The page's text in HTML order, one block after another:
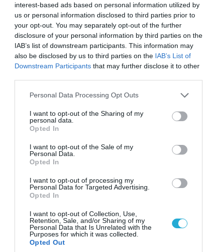
interest-based ads based on personal information utilized by
us or personal information disclosed to third parties prior to
your opt-out. You may separately opt-out of the further
disclosure of your personal information by third parties on the
IAB’s list of downstream participants. This information may
also be disclosed by us to third parties on the IAB’s List of
Downstream Participants that may further disclose it to other
Please note that this website/app uses one or more Google
not limited to your visit or usage behaviour. You may click to
grant or deny consent to Google and its third-party tags to
use your data for below specified purposes in below Google
consent section.
Personal Data Processing Opt Outs
I want to opt-out of the Sharing of my
personal data.
Opted In
I want to opt-out of the Sale of my
Personal Data.
Opted In
I want to opt-out of processing my
Personal Data for Targeted Advertising.
Opted In
I want to opt-out of Collection, Use,
Retention, Sale, and/or Sharing of my
Personal Data that Is Unrelated with the
Purposes for which it was collected.
Opted Out
06.08.2026 | 10:02
Ανησυχία στην Δύση: H Ρωσία εξοπλίζει τα Su-
57 με νέους πυραύλους που «κυνηγούν» τον
στόχο μέσα από παρεμβολές!
ΠΟΛΙΤΙΚΗ